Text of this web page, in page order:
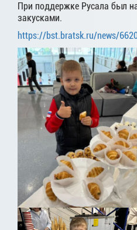
При поддержке Русала был
закусками.
https://bst.bratsk.ru/news/